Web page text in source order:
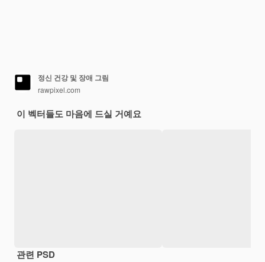
정신 건강 및 장애 그림
rawpixel.com
이 벡터들도 마음에 드실 거예요
관련 PSD